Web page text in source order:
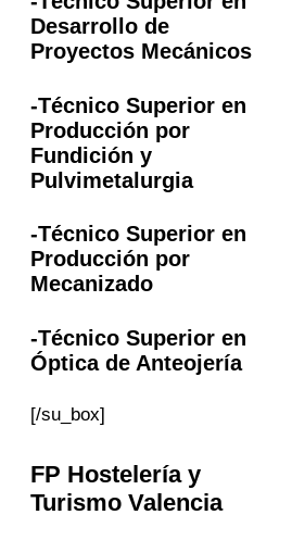
Desarrollo de
Proyectos Mecánicos
-Técnico Superior en
Producción por
Fundición y
Pulvimetalurgia
-Técnico Superior en
Producción por
Mecanizado
-Técnico Superior en
Óptica de Anteojería
[/su_box]
FP Hostelería y
Turismo Valencia